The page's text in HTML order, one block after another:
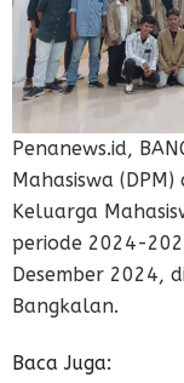
Penanews.id,
Mahasiswa
Keluarga
periode 2024-
Desember 2024,
Bangkalan.
Baca Juga: